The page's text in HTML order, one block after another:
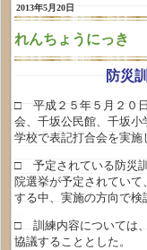
2013年5月20日
れんちょうにっき
防災
□ 平成２５年５月２０
会、千坂公民館、千坂
学校で表記打合会を実施
□ 予定されている防災
院選挙が予定されてい
する中、実施の方向で検
□ 訓練内容については
協議することとした。